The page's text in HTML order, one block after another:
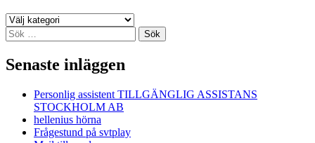
Kategorier
Sök
efter:
Senaste inläggen
Personlig assistent TILLGÄNGLIG ASSISTANS
STOCKHOLM AB
hellenius hörna
Frågestund på svtplay